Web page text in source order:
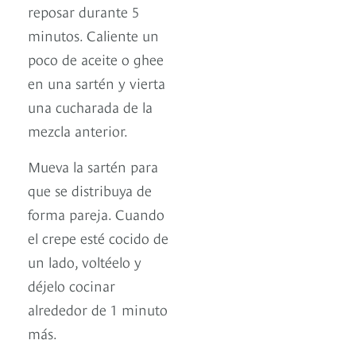
reposar durante 5
minutos. Caliente un
poco de aceite o ghee
en una sartén y vierta
una cucharada de la
mezcla anterior.
Mueva la sartén para
que se distribuya de
forma pareja. Cuando
el crepe esté cocido de
un lado, voltéelo y
déjelo cocinar
alrededor de 1 minuto
más.